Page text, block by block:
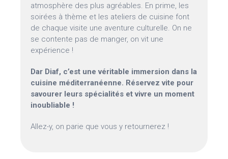
atmosphère des plus agréables. En prime, les
soirées à thème et les ateliers de cuisine font
de chaque visite une aventure culturelle. On ne
se contente pas de manger, on vit une
expérience !
Dar Diaf, c’est une véritable immersion dans la
cuisine méditerranéenne. Réservez vite pour
savourer leurs spécialités et vivre un moment
inoubliable !
Allez-y, on parie que vous y retournerez !